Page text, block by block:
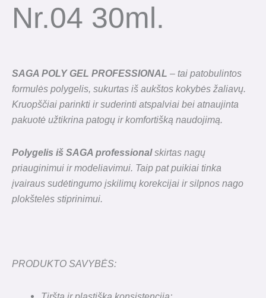
Nr.04 30ml.
SAGA POLY GEL PROFESSIONAL – tai patobulintos
formulės polygelis, sukurtas iš aukštos kokybės žaliavų.
Kruopščiai parinkti ir suderinti atspalviai bei atnaujinta
pakuotė užtikrina patogų ir komfortišką naudojimą.
Polygelis iš SAGA professionalskirtas nagų
priauginimui ir modeliavimui. Taip pat puikiai tinka
įvairaus sudėtingumo įskilimų korekcijai ir silpnos nago
plokštelės stiprinimui.
PRODUKTO SAVYBĖS: